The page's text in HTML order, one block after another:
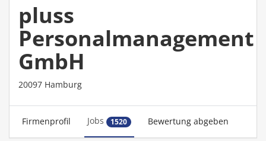
pluss
Personalmanagement
GmbH
20097 Hamburg
Firmenprofil Jobs 1520 Bewertung abgeben